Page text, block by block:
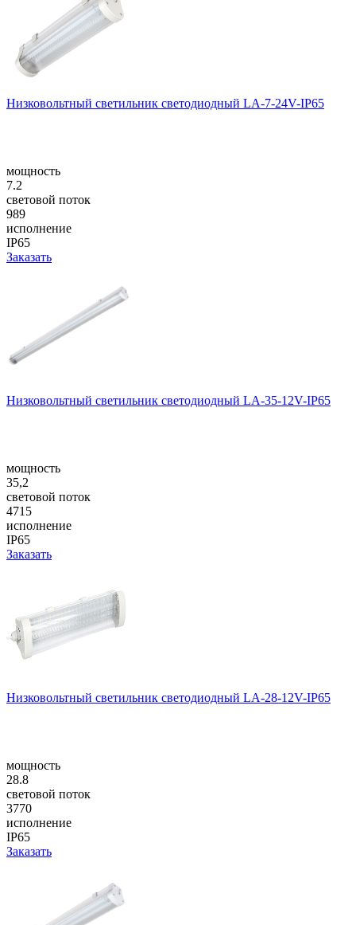
Низковольтный светильник светодиодный LA-7-24V-IP65
мощность
7.2
световой поток
989
исполнение
IP65
Заказать
Низковольтный светильник светодиодный LA-35-12V-IP65
мощность
35,2
световой поток
4715
исполнение
IP65
Заказать
Низковольтный светильник светодиодный LA-28-12V-IP65
мощность
28.8
световой поток
3770
исполнение
IP65
Заказать